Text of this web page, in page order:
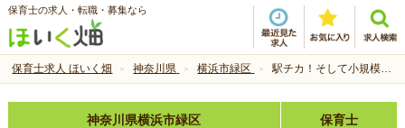
保育士の求人・転職・募集なら
保育士求人 ほいく畑 神奈川県 横浜市緑区 駅チカ！そして小規模！！
神奈川県横浜市緑区 保育士